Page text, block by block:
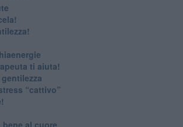
ti aiuta!
“cattivo”
al cuore